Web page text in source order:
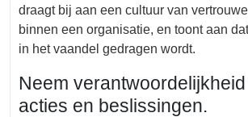
draagt bij aan een cultuur van
binnen een organisatie, en toont aan
in het vaandel gedragen wordt.
Neem
acties en beslissingen.